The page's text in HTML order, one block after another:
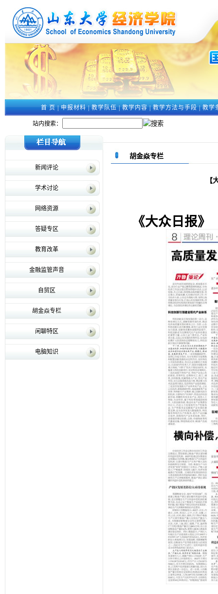
首 页|申报材料|教学队伍|教学内容|教学方法与手段|教学
站内搜索：
新闻评论
学术讨论
网络资源
答疑专区
教育改革
金融监管声音
自贸区
胡金焱专栏
闲聊特区
电脑知识
胡金焱专栏
【
《大众日报